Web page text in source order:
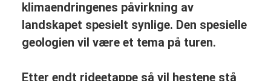
klimaendringenes påvirkning av
landskapet spesielt synlige. Den spesielle
geologien vil være et tema på turen.
Etter endt rideetappe så vil hestene stå